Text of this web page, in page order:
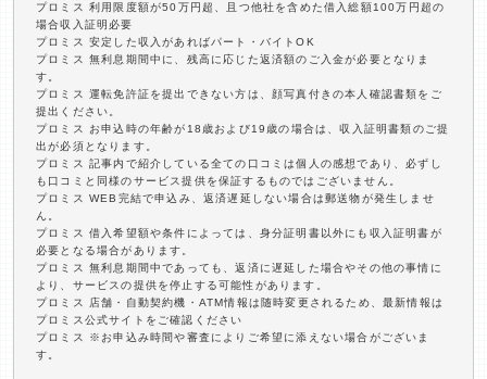
プロミス 利用限度額が50万円超、且つ他社を含めた借入総額100万円超の
場合収入証明必要
プロミス 安定した収入があればパート・バイトOK
プロミス 無利息期間中に、残高に応じた返済額のご入金が必要となりま
す。
プロミス 運転免許証を提出できない方は、顔写真付きの本人確認書類をご
提出ください。
プロミス お申込時の年齢が18歳および19歳の場合は、収入証明書類のご提
出が必須となります。
プロミス 記事内で紹介している全ての口コミは個人の感想であり、必ずし
も口コミと同様のサービス提供を保証するものではございません。
プロミス WEB完結で申込み、返済遅延しない場合は郵送物が発生しませ
ん。
プロミス 借入希望額や条件によっては、身分証明書以外にも収入証明書が
必要となる場合があります。
プロミス 無利息期間中であっても、返済に遅延した場合やその他の事情に
より、サービスの提供を停止する可能性があります。
プロミス 店舗・自動契約機・ATM情報は随時変更されるため、最新情報は
プロミス公式サイトをご確認ください
プロミス ※お申込み時間や審査によりご希望に添えない場合がございま
す。